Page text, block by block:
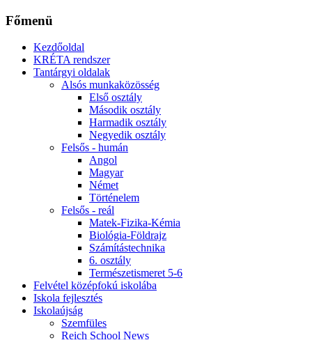
Főmenü
Kezdőoldal
KRÉTA rendszer
Tantárgyi oldalak
Alsós munkaközösség
Első osztály
Második osztály
Harmadik osztály
Negyedik osztály
Felsős - humán
Angol
Magyar
Német
Történelem
Felsős - reál
Matek-Fizika-Kémia
Biológia-Földrajz
Számítástechnika
6. osztály
Természetismeret 5-6
Felvétel középfokú iskolába
Iskola fejlesztés
Iskolaújság
Szemfüles
Reich School News